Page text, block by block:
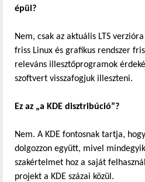
épül?
Nem, csak az aktuális LTS
friss Linux és grafikus rendszer
releváns illesztőprogramok
szoftvert visszafogjuk illeszteni.
Ez az „a KDE disztribúció”?
Nem. A KDE fontosnak tartja,
dolgozzon együtt, mivel
szakértelmet hoz a saját
projekt a KDE százai közül.